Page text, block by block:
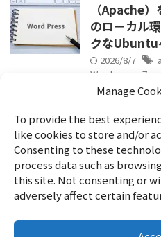
Manage
To provide the best
like cookies to store and/or
Consenting to these
process data such as
this site. Not consenting or
adversely affect certain
（Apache
のローカル
クなUbuntu
2026/8/7
Wordpress